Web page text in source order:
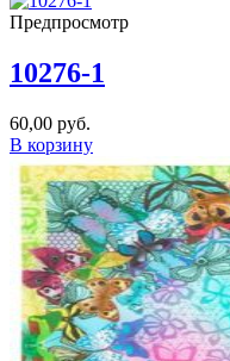
Предпросмотр
10276-1
60,00 руб.
В корзину